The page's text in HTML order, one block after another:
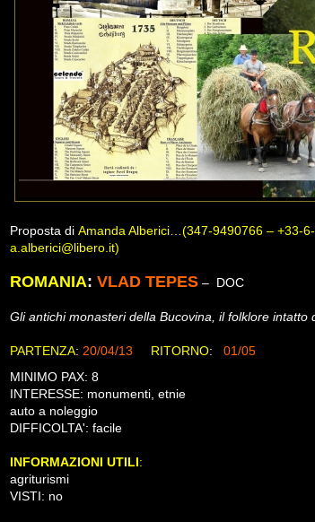
Proposta di Amanda Alberici…(347-9490766 – +33-
a.alberici@libero.it)
ROMANIA: VLAD TEPES – DOC
Gli antichi monasteri della Bucovina, il folklore
PARTENZA: 20/04/13 RITORNO: 01/05
MINIMO PAX: 8
INTERESSE:
auto a noleggio
DIFFICOLTA': facile
INFORMAZIONI UTILI:
agriturismi
VISTI: no